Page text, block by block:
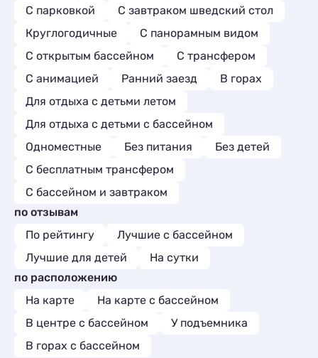
С парковкой
С завтраком шведский стол
Круглогодичные
С панорамным видом
С открытым бассейном
С трансфером
С анимацией
Ранний заезд
В горах
Для отдыха с детьми летом
Для отдыха с детьми с бассейном
Одноместные
Без питания
Без детей
С бесплатным трансфером
С бассейном и завтраком
по отзывам
По рейтингу
Лучшие с бассейном
Лучшие для детей
На сутки
по расположению
На карте
На карте с бассейном
В центре с бассейном
У подъемника
В горах с бассейном